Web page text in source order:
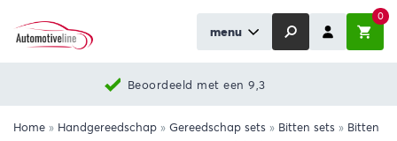
menu
0
Beoordeeld met een 9,3
Home » Handgereedschap » Gereedschap sets » Bitten sets » Bitten